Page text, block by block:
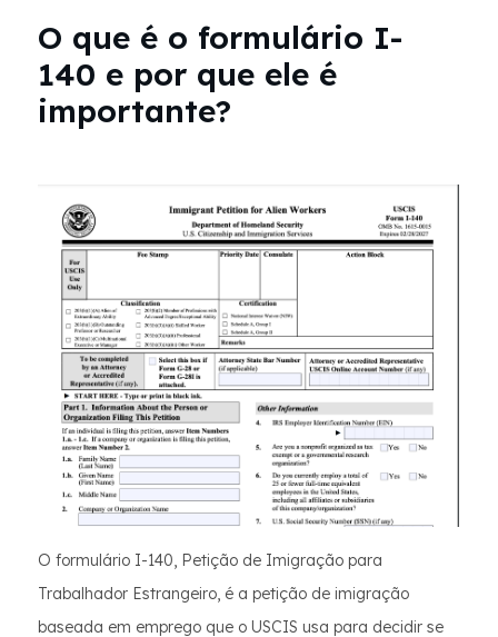
O que é o formulário I-
140 e por que ele é
importante?
O formulário I-140, Petição de Imigração para
Trabalhador Estrangeiro, é a petição de imigração
baseada em emprego que o USCIS usa para decidir se